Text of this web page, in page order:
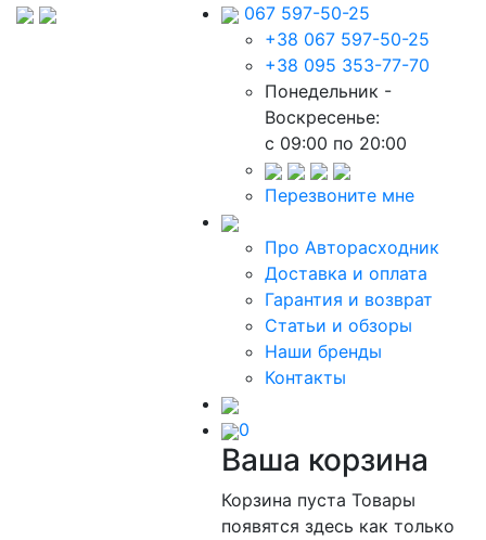
067 597-50-25
+38 067 597-50-25
+38 095 353-77-70
Понедельник -
Воскресенье:
c 09:00 по 20:00
Перезвоните мне
Про Авторасходник
Доставка и оплата
Гарантия и возврат
Статьи и обзоры
Наши бренды
Контакты
0
Ваша корзина
Корзина пустаТовары
появятся здесь как только